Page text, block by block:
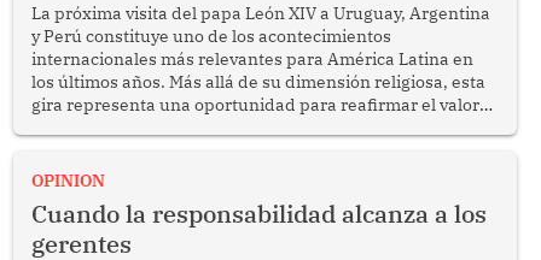
La próxima visita del papa León XIV a Uruguay, Argentina
y Perú constituye uno de los acontecimientos
internacionales más relevantes para América Latina en
los últimos años. Más allá de su dimensión religiosa, esta
gira representa una oportunidad para reafirmar el valor
enfrenta desafíos en materia de desarrollo, cohesión
OPINION
Cuando la responsabilidad alcanza a los
gerentes